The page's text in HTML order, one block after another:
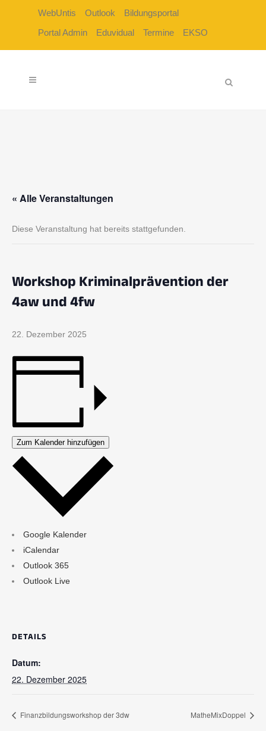
WebUntis Outlook
Bildungsportal
Portal Admin
Eduvidual Termine EKSO
« Alle Veranstaltungen
Diese Veranstaltung hat bereits stattgefunden.
Workshop Kriminalprävention der
4aw und 4fw
22. Dezember 2025
Zum Kalender hinzufügen
Google Kalender
iCalendar
Outlook 365
Outlook Live
DETAILS
Datum:
22. Dezember 2025
Finanzbildungsworkshop der 3dw MatheMixDoppel